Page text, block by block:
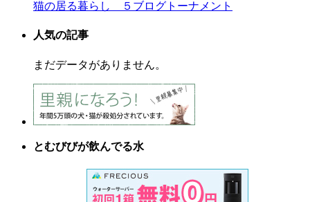
猫の居る暮らし ５ブログトーナメント
人気の記事
まだデータがありません。
とむびびが飲んでる水